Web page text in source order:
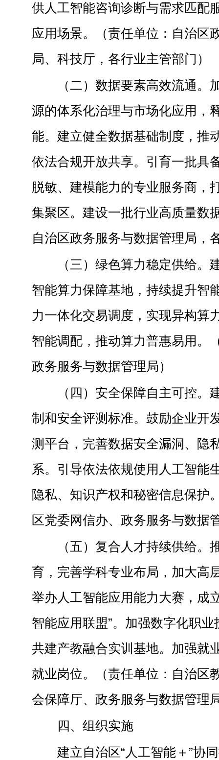
供人工智能咨询诊断与需求匹配
应用场景。（责任单位：自治区
局、科技厅，各行业主管部门）
（二）数据要素高效流通。
源的体系化治理与市场化应用，
能。建立健全数据基础制度，推
依法合规开放共享。引育一批具
脱敏、建模能力的专业服务商，
集聚区。建设一批行业高质量数
自治区政务服务与数据管理局，
（三）绿色算力稳定供给。
智能算力保障基地，持续提升智
力一体化交易调度，实现异构算
智能调配，推动算力普惠易用。
政务服务与数据管理局）
（四）安全保障自主可控。
制和安全评测标准。鼓励企业开
测平台，完善数据安全漏洞、隐
系。引导依法依规使用人工智能
隐私、知识产权和秘密信息保护
区党委网信办、政务服务与数据
（五）复合人才持续供给。
育，完善学科专业布局，加大高
举办人工智能应用能力大赛，成
智能应用联盟”。加强数字化职
共建产教融合实训基地。加强就
就业岗位。（责任单位：自治区
会保障厅、政务服务与数据管理
四、组织实施
建立自治区“人工智能＋”协